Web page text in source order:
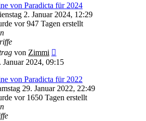
von Paradicta für 2024
2. Januar 2024, 12:29
vor 947 Tagen erstellt
von Zimmi
Januar 2024, 09:15
von Paradicta für 2022
29. Januar 2022, 22:49
vor 1650 Tagen erstellt